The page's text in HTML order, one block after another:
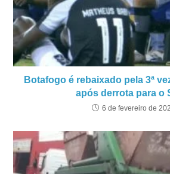
Botafogo é rebaixado pela 3ª
após derrota para o
6 de fevereiro de